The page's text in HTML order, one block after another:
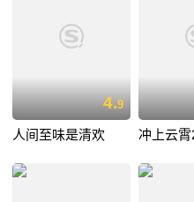
4.9
人间至味是清欢 冲上云霄